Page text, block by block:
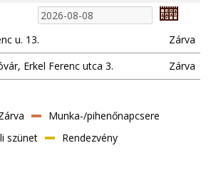
u. 13.
Zárva
Erkel Ferenc utca 3.
Zárva
Munka-/pihenőnapcsere
szünet
Rendezvény